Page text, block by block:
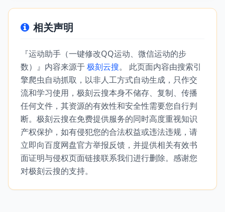
相关声明
『运动助手（一键修改QQ运动、微信运动的步
数）』内容来源于极刻云搜。 此页面内容由搜索引
擎爬虫自动抓取，以非人工方式自动生成，只作交
流和学习使用，极刻云搜本身不储存、复制、传播
任何文件，其资源的有效性和安全性需要您自行判
断。极刻云搜在免费提供服务的同时高度重视知识
产权保护，如有侵犯您的合法权益或违法违规，请
立即向百度网盘官方举报反馈，并提供相关有效书
面证明与侵权页面链接联系我们进行删除。感谢您
对极刻云搜的支持。